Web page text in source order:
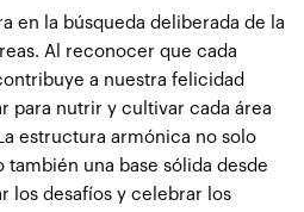
en la búsqueda deliberada de la
Al reconocer que cada
a nuestra felicidad
para nutrir y cultivar cada área
estructura armónica no solo
una base sólida desde
los desafíos y celebrar los